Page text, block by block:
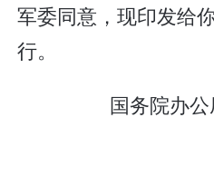
军委同意，现印发给
行。
国务院办